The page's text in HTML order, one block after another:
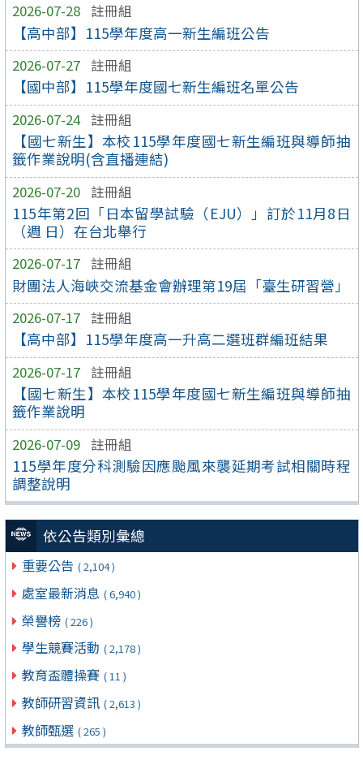
2026-07-28 註冊組
【高中部】115學年度高一新生編班公告
2026-07-27 註冊組
【國中部】115學年度國七新生編班名單公告
2026-07-24 註冊組
【國七新生】本校115學年度國七新生編班與導師抽
籤作業說明(含直播連結)
2026-07-20 註冊組
115年第2回「日本留學試驗（EJU）」訂於11月8日
（週 日）在台北舉行
2026-07-17 註冊組
財團法人海峽交流基金會辦理第19屆「臺生研習營」
2026-07-17 註冊組
【高中部】115學年度高一升高二選班群編班結果
2026-07-17 註冊組
【國七新生】本校115學年度國七新生編班與導師抽
籤作業說明
2026-07-09 註冊組
115學年度分科測驗因應颱風來襲延期考試相關時程
調整說明
依公告類別彙總
重要公告 ( 2,104 )
處室最新消息 ( 6,940 )
榮譽榜 ( 226 )
學生競賽活動 ( 2,178 )
教育盃體操賽 ( 11 )
教師研習資訊 ( 2,613 )
教師甄選 ( 265 )